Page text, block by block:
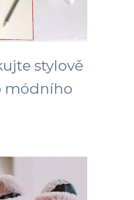
stylově
módního